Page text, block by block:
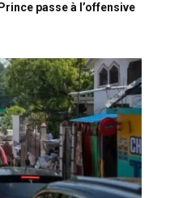
passe à l’offensive